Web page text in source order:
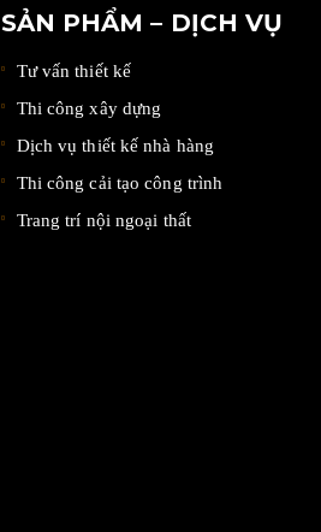
SẢN PHẨM – DỊCH VỤ
Tư vấn thiết kế
Thi công xây dựng
Dịch vụ thiết kế nhà hàng
Thi công cải tạo công trình
Trang trí nội ngoại thất